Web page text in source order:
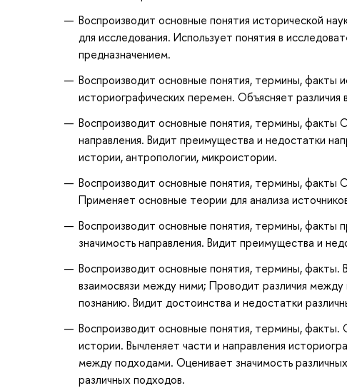
Воспроизводит основные понятия исторической
для исследования. Использует понятия в
предназначением.
Воспроизводит основные понятия, термины, факты
историографических перемен. Объясняет
Воспроизводит основные понятия, термины, факты
направления. Видит преимущества и недостатки
истории, антропологии, микроистории.
Воспроизводит основные понятия, термины, факты
Применяет основные теории для анализа
Воспроизводит основные понятия, термины, факты
значимость направления. Видит преимущества и
Воспроизводит основные понятия, термины, факты.
взаимосвязи между ними; Проводит различия
познанию. Видит достоинства и недостатки
Воспроизводит основные понятия, термины, факты.
истории. Вычленяет части и направления
между подходами. Оценивает значимость
различных подходов.